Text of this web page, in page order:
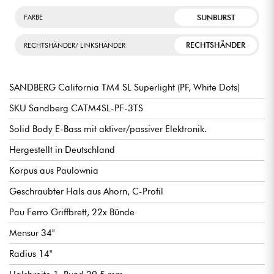
FARBE SUNBURST
RECHTSHÄNDER/ LINKSHÄNDER RECHTSHÄNDER
SANDBERG California TM4 SL Superlight (PF, White Dots)
SKU Sandberg CATM4SL-PF-3TS
Solid Body E-Bass mit aktiver/passiver Elektronik.
Hergestellt in Deutschland
Korpus aus Paulownia
Geschraubter Hals aus Ahorn, C-Profil
Pau Ferro Griffbrett, 22x Bünde
Mensur 34"
Radius 14"